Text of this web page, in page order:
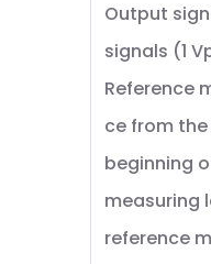
Output
signals (1
Reference
ce from the
beginning
measuring
reference